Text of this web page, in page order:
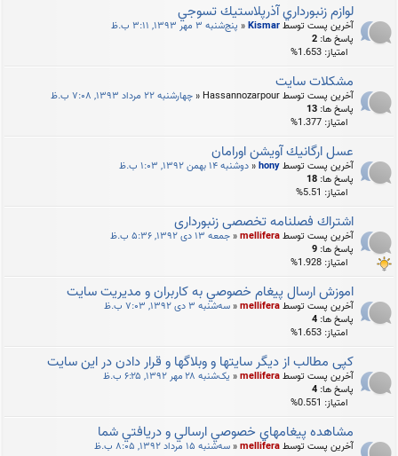
لوازم زنبورداري آذرپلاستيك تسوجي
آخرین پست توسطKismar
« پنج‌شنبه ۳ مهر ۱۳۹۳, ۳:۱۱ ب.ظ
پاسخ ها: 2
امتیاز: 1.653%
مشکلات سایت
آخرین پست توسطHassannozarpour
«چهارشنبه ۲۲ مرداد ۱۳۹۳, ۷:۰۸ ب.ظ
پاسخ ها: 13
امتیاز: 1.377%
عسل ارگانيك آويشن اورامان
آخرین پست توسطhony
«دوشنبه ۱۴ بهمن ۱۳۹۲, ۱:۰۳ ب.ظ
پاسخ ها: 18
امتیاز: 5.51%
اشتراك فصلنامه تخصصی زنبورداری
آخرین پست توسطmellifera
«جمعه ۱۳ دی ۱۳۹۲, ۵:۳۶ ب.ظ
پاسخ ها: 9
امتیاز: 1.928%
اموزش ارسال پيغام خصوصي به كاربران و مديريت سايت
آخرین پست توسطmellifera
«سه‌شنبه ۳ دی ۱۳۹۲, ۷:۰۳ ب.ظ
پاسخ ها: 4
امتیاز: 1.653%
کپی مطالب از دیگر سایتها و وبلاگها و قرار دادن در این سایت
آخرین پست توسطmellifera
« یک‌شنبه ۲۸ مهر ۱۳۹۲, ۶:۲۵ ب.ظ
پاسخ ها: 4
امتیاز: 0.551%
مشاهده پيغامهاي خصوصي ارسالي و دريافتي شما
آخرین پست توسطmellifera
«سه‌شنبه ۱۵ مرداد ۱۳۹۲, ۸:۰۵ ب.ظ